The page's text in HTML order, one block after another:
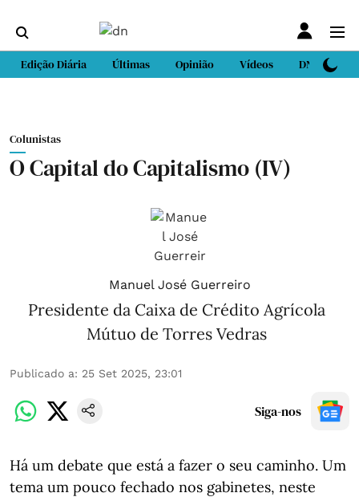
Edição Diária Últimas Opinião Vídeos DN Sport
Colunistas
O Capital do Capitalismo (IV)
Manuel José Guerreiro
Presidente da Caixa de Crédito Agrícola
Mútuo de Torres Vedras
Publicado a: 25 Set 2025, 23:01
Siga-nos
Há um debate que está a fazer o seu caminho. Um
tema um pouco fechado nos gabinetes, neste